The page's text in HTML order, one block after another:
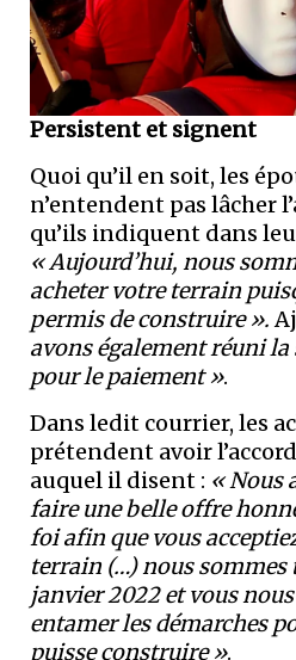
Persistent et signent
Quoi qu’il en soit, les
n’entendent pas lâcher
qu’ils indiquent dans
« Aujourd’hui, nous
acheter votre terrain
permis de construire ».
avons également réuni la
pour le paiement ».
Dans ledit courrier, les
prétendent avoir
auquel il disent : « Nous
faire une belle offre
foi afin que vous
terrain (…) nous sommes
janvier 2022 et vous
entamer les démarches
puisse construire ».